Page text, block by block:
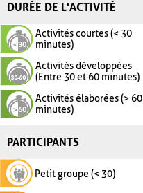
DURÉE DE L'ACTIVITÉ
Activités courtes (< 30
minutes)
Activités développées
(Entre 30 et 60 minutes)
Activités élaborées (> 60
minutes)
PARTICIPANTS
Petit groupe (< 30)